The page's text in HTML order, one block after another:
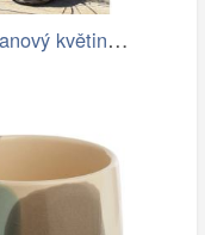
Vingo Ratanový květináč - kulatý…